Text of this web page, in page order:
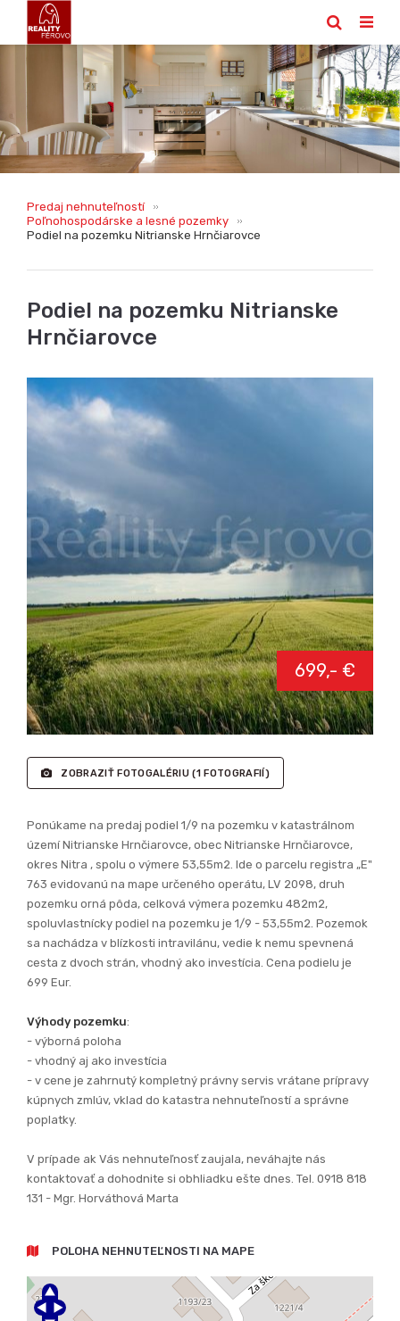
Predaj nehnuteľností
Poľnohospodárske a lesné pozemky
Podiel na pozemku Nitrianske Hrnčiarovce
Podiel na pozemku Nitrianske
Hrnčiarovce
699,- €
ZOBRAZIŤ FOTOGALÉRIU(1 FOTOGRAFIÍ)
Ponúkame na predaj podiel 1/9 na pozemku v katastrálnom
území Nitrianske Hrnčiarovce, obec Nitrianske Hrnčiarovce,
okres Nitra , spolu o výmere 53,55m2. Ide o parcelu registra „E"
763 evidovanú na mape určeného operátu, LV 2098, druh
pozemku orná pôda, celková výmera pozemku 482m2,
spoluvlastnícky podiel na pozemku je 1/9 - 53,55m2. Pozemok
sa nachádza v blízkosti intravilánu, vedie k nemu spevnená
cesta z dvoch strán, vhodný ako investícia. Cena podielu je
699 Eur.
Výhody pozemku:
- výborná poloha
- vhodný aj ako investícia
- v cene je zahrnutý kompletný právny servis vrátane prípravy
kúpnych zmlúv, vklad do katastra nehnuteľností a správne
poplatky.
V prípade ak Vás nehnuteľnosť zaujala, neváhajte nás
kontaktovať a dohodnite si obhliadku ešte dnes. Tel. 0918 818
131 - Mgr. Horváthová Marta
POLOHA NEHNUTEĽNOSTI NA MAPE